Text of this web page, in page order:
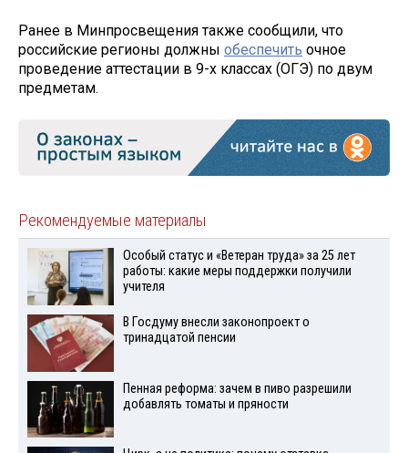
Ранее в Минпросвещения также сообщили, что
российские регионы должны обеспечить очное
проведение аттестации в 9-х классах (ОГЭ) по двум
предметам.
Рекомендуемые материалы
Особый статус и «Ветеран труда» за 25 лет
работы: какие меры поддержки получили
учителя
В Госдуму внесли законопроект о
тринадцатой пенсии
Пенная реформа: зачем в пиво разрешили
добавлять томаты и пряности